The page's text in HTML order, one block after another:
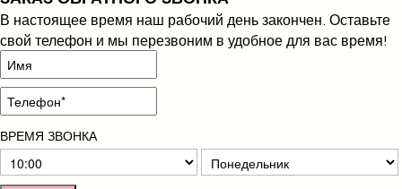
В настоящее время наш рабочий день закончен. Оставьте
свой телефон и мы перезвоним в удобное для вас время!
ВРЕМЯ ЗВОНКА